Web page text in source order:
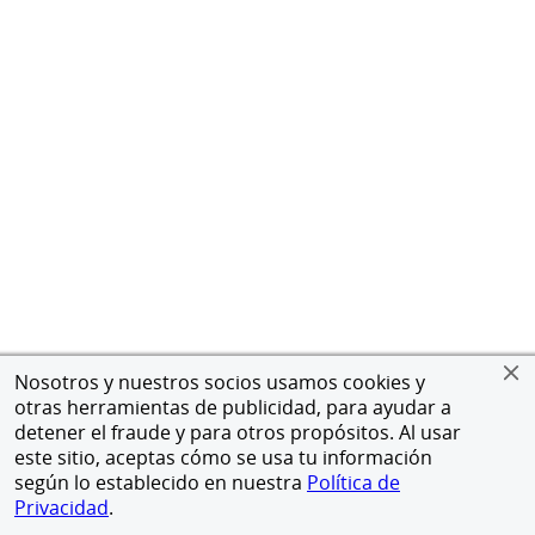
Nosotros y nuestros socios usamos cookies y
otras herramientas de publicidad, para ayudar a
detener el fraude y para otros propósitos. Al usar
este sitio, aceptas cómo se usa tu información
según lo establecido en nuestra Política de
Privacidad.